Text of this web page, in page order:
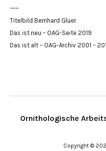
——
Titelbild Bernhard Glüer
Das ist neu – OAG-Seite 2019
Das ist alt – OAG-Archiv 2001 –
Ornithologische
Copyright ©